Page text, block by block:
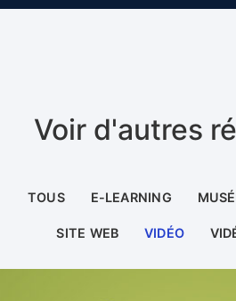
Voir d'autres
TOUS E-LEARNING
SITE WEB VIDÉO